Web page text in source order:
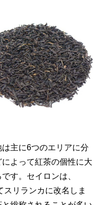
主に6つのエリアに分
よって紅茶の個性に大
す。セイロンは、
リランカに改名しま